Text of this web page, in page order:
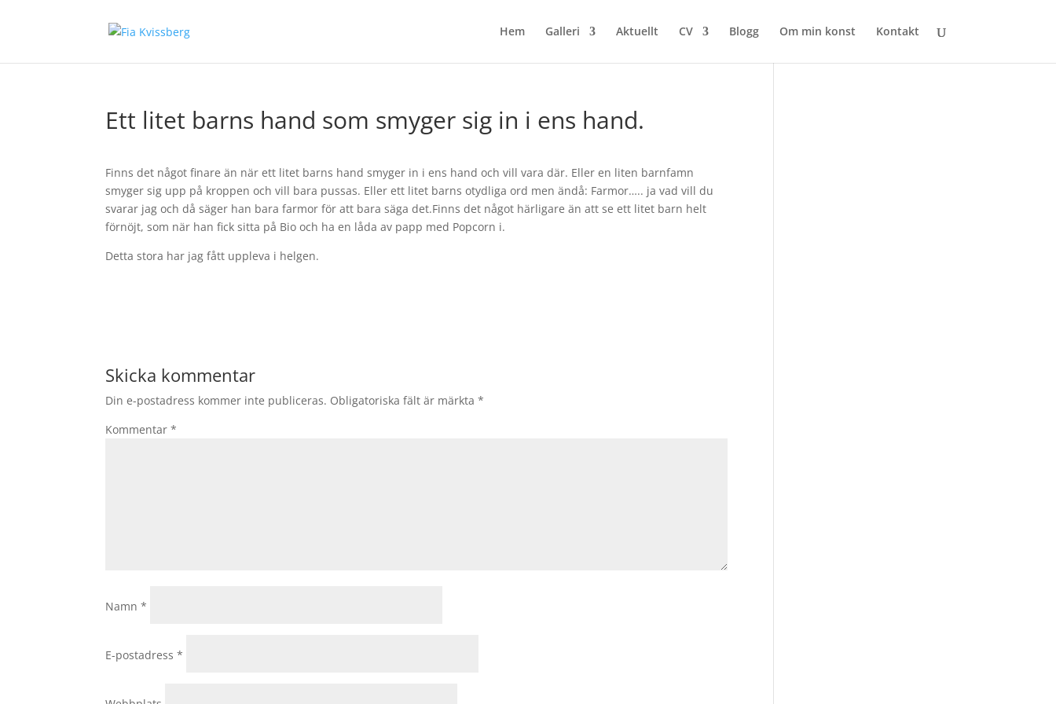
Hem Galleri Aktuellt CV Blogg Om min konst Kontakt
Ett litet barns hand som smyger sig in i ens hand.
Finns det något finare än när ett litet barns hand smyger in i ens hand och vill vara där. Eller en liten barnfamn
smyger sig upp på kroppen och vill bara pussas. Eller ett litet barns otydliga ord men ändå: Farmor….. ja vad vill du
svarar jag och då säger han bara farmor för att bara säga det.Finns det något härligare än att se ett litet barn helt
förnöjt, som när han fick sitta på Bio och ha en låda av papp med Popcorn i.
Detta stora har jag fått uppleva i helgen.
Skicka kommentar
Din e-postadress kommer inte publiceras. Obligatoriska fält är märkta*
Kommentar*
Namn*
E-postadress*